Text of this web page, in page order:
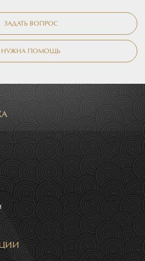
ЗАДАТЬ ВОПРОС
НУЖНА ПОМОЩЬ